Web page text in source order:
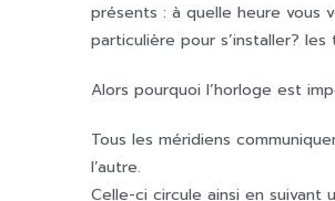
présents : à quelle heure vous
particulière pour s’installer?
Alors pourquoi l’horloge est
Tous les méridiens
l’autre.
Celle-ci circule ainsi en